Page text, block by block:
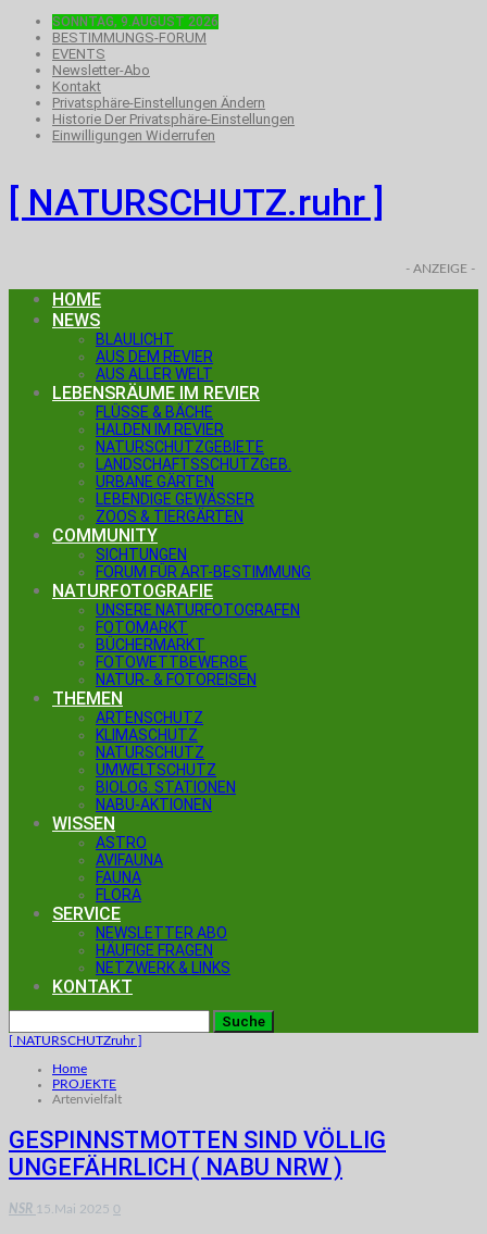
SONNTAG, 9.AUGUST 2026
BESTIMMUNGS-FORUM
EVENTS
Newsletter-Abo
Kontakt
Privatsphäre-Einstellungen Ändern
Historie Der Privatsphäre-Einstellungen
Einwilligungen Widerrufen
[ NATURSCHUTZ.ruhr ]
- ANZEIGE -
HOME
NEWS
BLAULICHT
AUS DEM REVIER
AUS ALLER WELT
LEBENSRÄUME IM REVIER
FLÜSSE & BÄCHE
HALDEN IM REVIER
NATURSCHUTZGEBIETE
LANDSCHAFTSSCHUTZGEB.
URBANE GÄRTEN
LEBENDIGE GEWÄSSER
ZOOS & TIERGÄRTEN
COMMUNITY
SICHTUNGEN
FORUM FÜR ART-BESTIMMUNG
NATURFOTOGRAFIE
UNSERE NATURFOTOGRAFEN
FOTOMARKT
BÜCHERMARKT
FOTOWETTBEWERBE
NATUR- & FOTOREISEN
THEMEN
ARTENSCHUTZ
KLIMASCHUTZ
NATURSCHUTZ
UMWELTSCHUTZ
BIOLOG. STATIONEN
NABU-AKTIONEN
WISSEN
ASTRO
AVIFAUNA
FAUNA
FLORA
SERVICE
NEWSLETTER ABO
HÄUFIGE FRAGEN
NETZWERK & LINKS
KONTAKT
[ NATURSCHUTZruhr ]
Home
PROJEKTE
Artenvielfalt
GESPINNSTMOTTEN SIND VÖLLIG
UNGEFÄHRLICH ( NABU NRW )
NSR 15.Mai 2025 0